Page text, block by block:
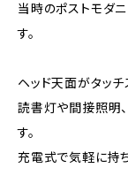
当時のポストモダ
す。
ヘッド天面がタッチ
読書灯や間接照明
す。
充電式で気軽に